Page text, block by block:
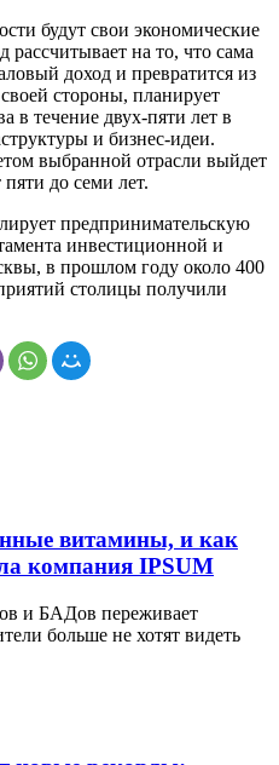
будут свои экономические
рассчитывает на то, что сама
доход и превратится из
стороны, планирует
в течение двух-пяти лет в
и бизнес-идеи.
выбранной отрасли выйдет
до семи лет.
предпринимательскую
инвестиционной и
в прошлом году около 400
столицы получили
витамины, и как
компания IPSUM
и БАДов переживает
больше не хотят видеть